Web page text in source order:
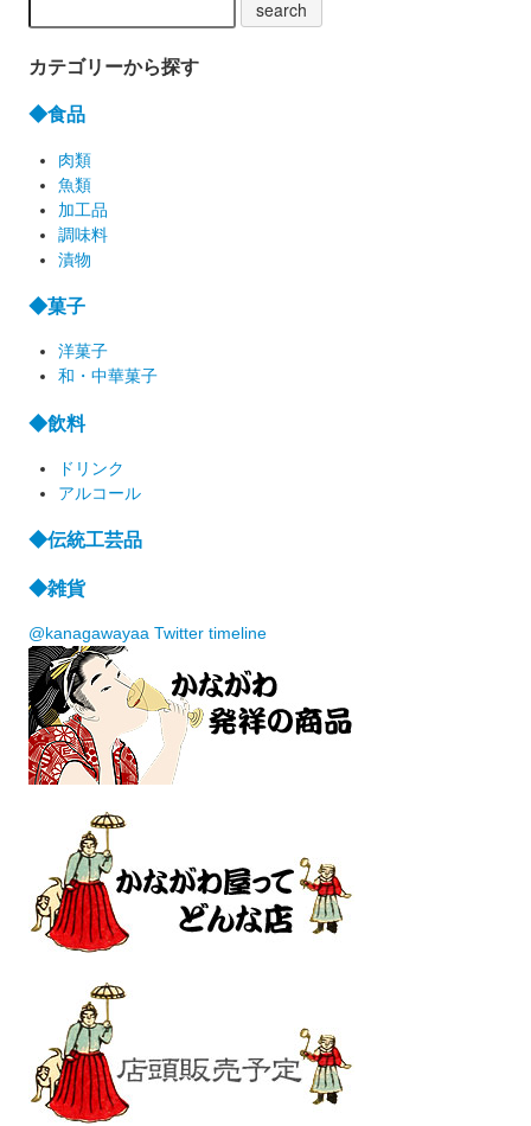
カテゴリーから探す
◆食品
肉類
魚類
加工品
調味料
漬物
◆菓子
洋菓子
和・中華菓子
◆飲料
ドリンク
アルコール
◆伝統工芸品
◆雑貨
@kanagawayaa Twitter timeline